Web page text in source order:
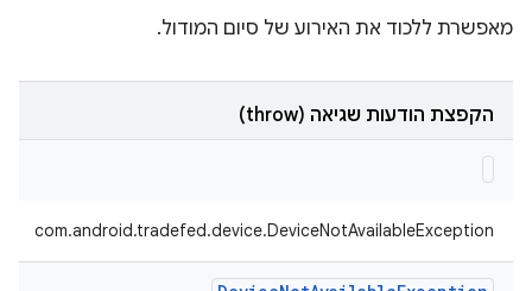
מאפשרת ללכוד את האירוע של סיום המודול.
הקפצת הודעות שגיאה (throw)
com.android.tradefed.device.DeviceNotAvailableException